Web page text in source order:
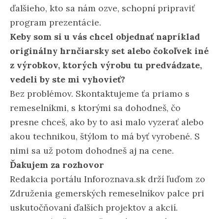
ďalšieho, kto sa nám ozve, schopní pripraviť
program prezentácie.
Keby som si u vás chcel objednať napríklad
originálny hrnčiarsky set alebo čokoľvek iné
z výrobkov, ktorých výrobu tu predvádzate,
vedeli by ste mi vyhovieť?
Bez problémov. Skontaktujeme ťa priamo s
remeselníkmi, s ktorými sa dohodneš, čo
presne chceš, ako by to asi malo vyzerať alebo
akou technikou, štýlom to má byť vyrobené. S
nimi sa už potom dohodneš aj na cene.
Ďakujem za rozhovor
Redakcia portálu Inforoznava.sk drží ľuďom zo
Združenia gemerských remeselníkov palce pri
uskutočňovaní ďalších projektov a akcií.